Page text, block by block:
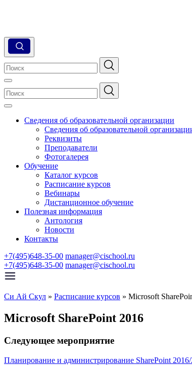
Сведения об образовательной организации
Сведения об образовательной
Реквизиты
Преподаватели
Фотогалерея
Обучение
Каталог курсов
Расписание курсов
Вебинары
Дистанционное обучение
Полезная информация
Антология
Новости
Контакты
+7(495)648-35-00 manager@cischool.ru
+7(495)648-35-00 manager@cischool.ru
Си Ай Скул » Расписание курсов » Microsoft
Microsoft SharePoint 2016
Следующее мероприятие
Планирование и администрирование SharePoint